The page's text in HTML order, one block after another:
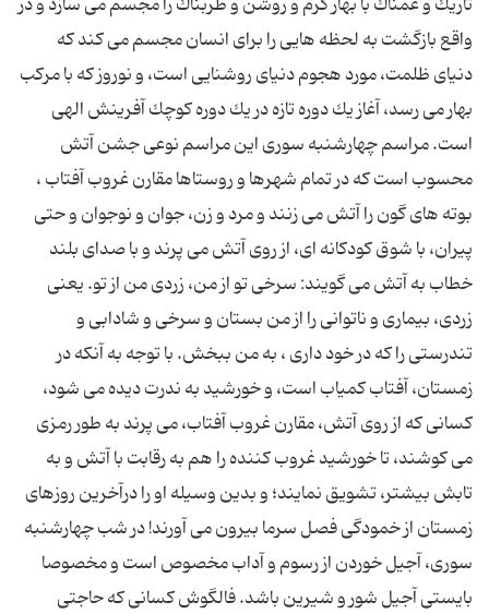
واقع بازگشت به لحظه هایی را برای انسان مجسم می كند كه
دنیای ظلمت، مورد هجوم دنیای روشنایی است، و نوروز كه با مركب
بهار می رسد، آغاز یك دوره تازه در یك دوره كوچك آفرینش الهی
است. مراسم چهارشنبه سوری این مراسم نوعی جشن آتش
محسوب است كه در تمام شهرها و روستاها مقارن غروب آفتاب ،
بوته های گون را آتش می زنند و مرد و زن، جوان و نوجوان و حتی
پیران، با شوق كودكانه ای، از روی آتش می پرند و با صدای بلند
خطاب به آتش می گویند: سرخی تو از من، زردی من از تو. یعنی
زردی، بیماری و ناتوانی را از من بستان و سرخی و شادابی و
تندرستی را كه در خود داری ، به من ببخش. با توجه به آنكه در
زمستان، آفتاب كمیاب است، و خورشید به ندرت دیده می شود،
كسانی كه از روی آتش، مقارن غروب آفتاب، می پرند به طور رمزی
می كوشند، تا خورشید غروب كننده را هم به رقابت با آتش و به
تابش بیشتر، تشویق نمایند؛ و بدین وسیله او را درآخرین روزهای
زمستان از خمودگی فصل سرما بیرون می آورند! در شب چهارشنبه
سوری، آجیل خوردن از رسوم و آداب مخصوص است و مخصوصا
بایستی آجیل شور و شیرین باشد. فالگوش كسانی كه حاجتی